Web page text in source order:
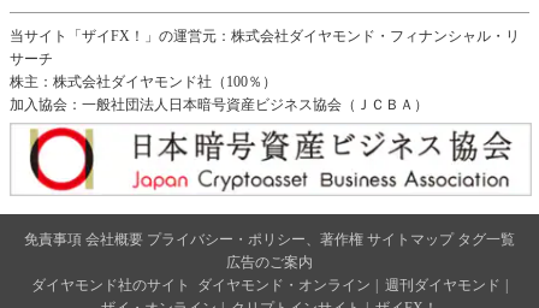
当サイト「ザイFX！」の運営元：株式会社ダイヤモンド・フィナンシャル・リ
サーチ
株主：株式会社ダイヤモンド社（100％）
加入協会：一般社団法人日本暗号資産ビジネス協会（ＪＣＢＡ）
免責事項 会社概要 プライバシー・ポリシー、著作権 サイトマップ タグ一覧
広告のご案内
ダイヤモンド社のサイト
ダイヤモンド・オンライン 週刊ダイヤモンド